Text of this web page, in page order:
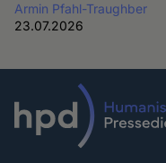
Armin Pfahl-Traughber
23.07.2026